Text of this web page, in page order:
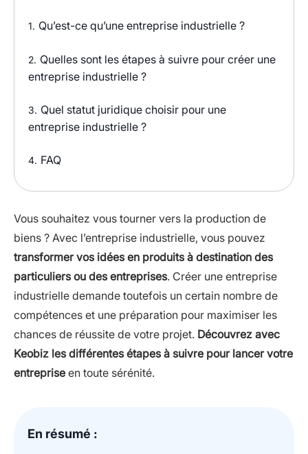
1. Qu’est-ce qu’une entreprise industrielle ?
2. Quelles sont les étapes à suivre pour créer une
entreprise industrielle ?
3. Quel statut juridique choisir pour une
entreprise industrielle ?
4. FAQ
Vous souhaitez vous tourner vers la production de
biens ? Avec l’entreprise industrielle, vous pouvez
transformer vos idées en produits à destination des
particuliers ou des entreprises. Créer une entreprise
industrielle demande toutefois un certain nombre de
compétences et une préparation pour maximiser les
chances de réussite de votre projet. Découvrez avec
Keobiz les différentes étapes à suivre pour lancer votre
entreprise en toute sérénité.
En résumé :